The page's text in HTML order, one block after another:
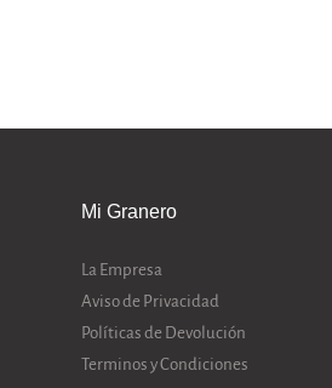
Mi Granero
La Empresa
Aviso de Privacidad
Políticas de Devolución
Terminos y Condiciones